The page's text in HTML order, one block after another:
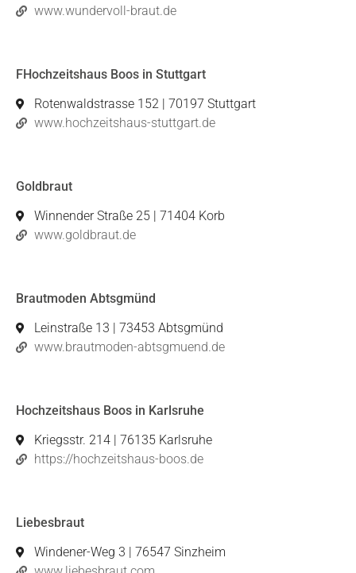
www.wundervoll-braut.de
FHochzeitshaus Boos in Stuttgart
Rotenwaldstrasse 152 | 70197 Stuttgart
www.hochzeitshaus-stuttgart.de
Goldbraut
Winnender Straße 25 | 71404 Korb
www.goldbraut.de
Brautmoden Abtsgmünd
Leinstraße 13 | 73453 Abtsgmünd
www.brautmoden-abtsgmuend.de
Hochzeitshaus Boos in Karlsruhe
Kriegsstr. 214 | 76135 Karlsruhe
https://hochzeitshaus-boos.de
Liebesbraut
Windener-Weg 3 | 76547 Sinzheim